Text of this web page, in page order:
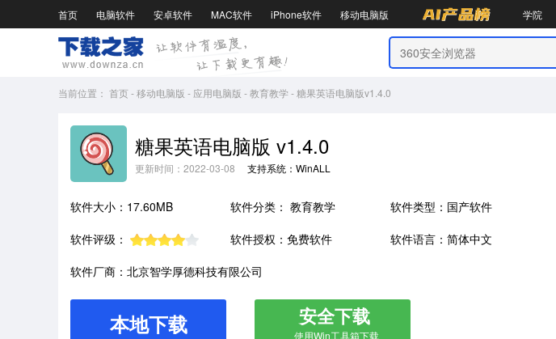
首页 电脑软件 安卓软件 MAC软件 iPhone软件 移动电脑版 学院
当前位置： 首页-移动电脑版 - 应用电脑版 -教育教学 - 糖果英语电脑版v1.4.0
糖果英语电脑版 v1.4.0
更新时间：2022-03-08 支持系统：WinALL
软件大小：17.60MB 软件分类： 教育教学
软件类型：国产软件
软件评级：
软件授权：免费软件
软件语言：简体中文
软件厂商：北京智学厚德科技有限公司
本地下载 安全下载
使用Win工具箱下载